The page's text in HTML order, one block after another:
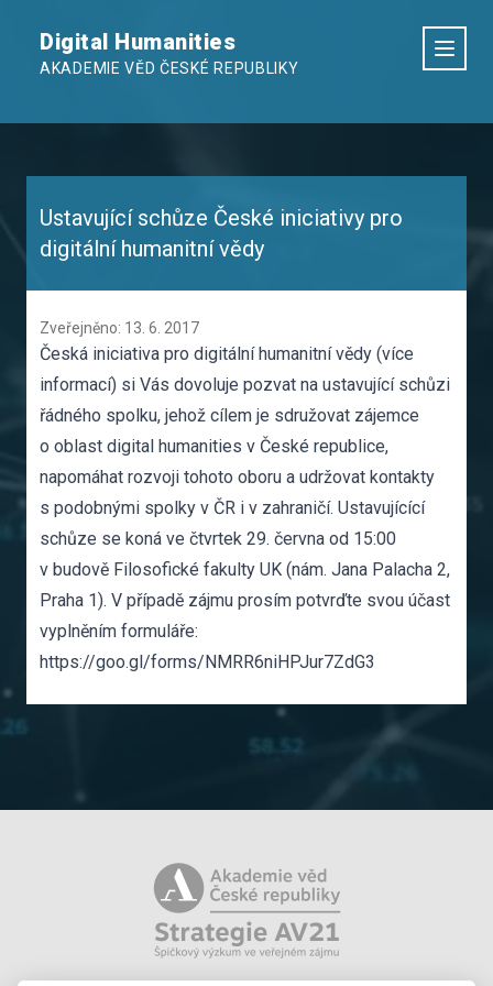
Digital Humanities
AKADEMIE VĚD ČESKÉ REPUBLIKY
Ustavující schůze České iniciativy pro
digitální humanitní vědy
Zveřejněno: 13. 6. 2017
Česká iniciativa pro digitální humanitní vědy (více
informací) si Vás dovoluje pozvat na ustavující schůzi
řádného spolku, jehož cílem je sdružovat zájemce
o oblast digital humanities v České republice,
napomáhat rozvoji tohoto oboru a udržovat kontakty
s podobnými spolky v ČR i v zahraničí. Ustavujícící
schůze se koná ve čtvrtek 29. června od 15:00
v budově Filosofické fakulty UK (nám. Jana Palacha 2,
Praha 1). V případě zájmu prosím potvrďte svou účast
vyplněním formuláře:
https://goo.gl/forms/NMRR6niHPJur7ZdG3